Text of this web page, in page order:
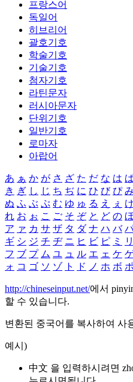
프랑스어
독일어
히브리어
괄호기호
학술기호
기술기호
첨자기호
라틴문자
러시아문자
단위기호
일반기호
로마자
아랍어
あ ぁ か が さ ざ た だ な は
き ぎ し じ ち ぢ に ひ び ぴ み
ぬ ふ ぶ ぷ む ゆ ゅ る え ぇ け
れ お ぉ こ ご そ ぞ と ど の ほ
ア ァ カ サ ザ タ ダ ナ ハ バ
ギ シ ジ チ ヂ ニ ヒ ビ ピ ミ リ
フ ブ プ ム ユ ュ ル エ ェ ケ
ォ コ ゴ ソ ゾ ト ド ノ ホ ボ ポ
http://chineseinput.net/에서
할 수 있습니다.
변환된 중국어를 복사하여 사
예시)
中文 을 입력하시려면